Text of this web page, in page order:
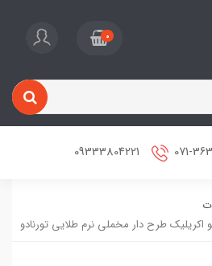
0
اکریلیک طرح دار مخملی نرم طلایی تورنادو